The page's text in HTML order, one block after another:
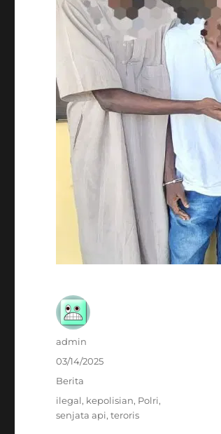
Author
admin
Posted
03/14/2025
Categories
Berita
Tags
ilegal, kepolisian, Polri,
senjata api,teroris